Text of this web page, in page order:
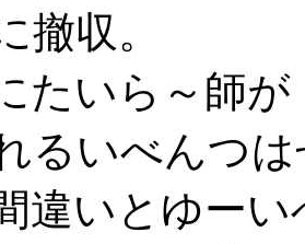
撤収。
たいら～師
るいべんつ
違いとゆー